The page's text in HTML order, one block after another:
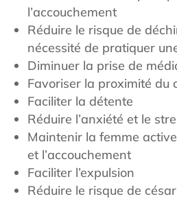
l’accouchement
Réduire le risque de
nécessité de pratiquer
Diminuer la prise de
Favoriser la proximité du
Faciliter la détente
Réduire l’anxiété et le
Maintenir la femme
et l’accouchement
Faciliter l’expulsion
Réduire le risque de